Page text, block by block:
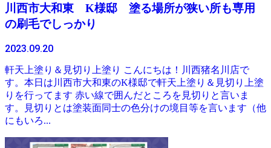
川西市大和東 K様邸 塗る場所が狭い所も専用
の刷毛でしっかり
2023.09.20
軒天上塗り＆見切り上塗り こんにちは！川西猪名川店で
す。本日は川西市大和東のK様邸で軒天上塗り＆見切り上塗
りを行ってます 赤い線で囲んだところを見切りと言いま
す。見切りとは塗装面同士の色分けの境目等を言います（他
にもいろ...